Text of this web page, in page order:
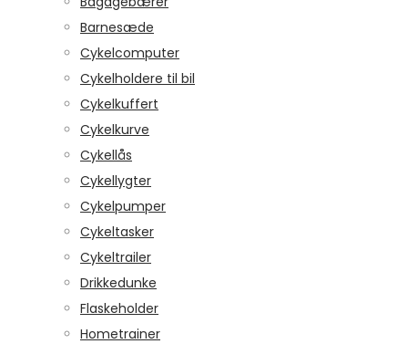
Barnesæde
Cykelcomputer
Cykelholdere til bil
Cykelkuffert
Cykelkurve
Cykellås
Cykellygter
Cykelpumper
Cykeltasker
Cykeltrailer
Drikkedunke
Flaskeholder
Hometrainer